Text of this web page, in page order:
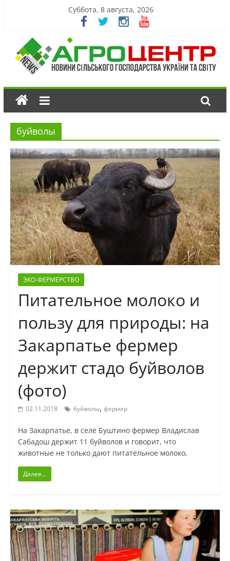
Суббота, 8 августа, 2026
буйволы
ЭКО-ФЕРМЕРСТВО
Питательное молоко и
пользу для природы: на
Закарпатье фермер
держит стадо буйволов
(фото)
02.11.2018 буйволы, фермер
На Закарпатье, в селе Буштино фермер Владислав
Сабадош держит 11 буйволов и говорит, что
животные не только дают питательное молоко,
Далее...